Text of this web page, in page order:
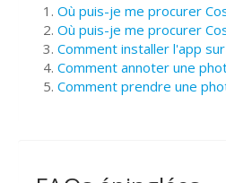
Où puis-je me procurer
Où puis-je me procurer
Comment installer l'app
Comment annoter une
Comment prendre une